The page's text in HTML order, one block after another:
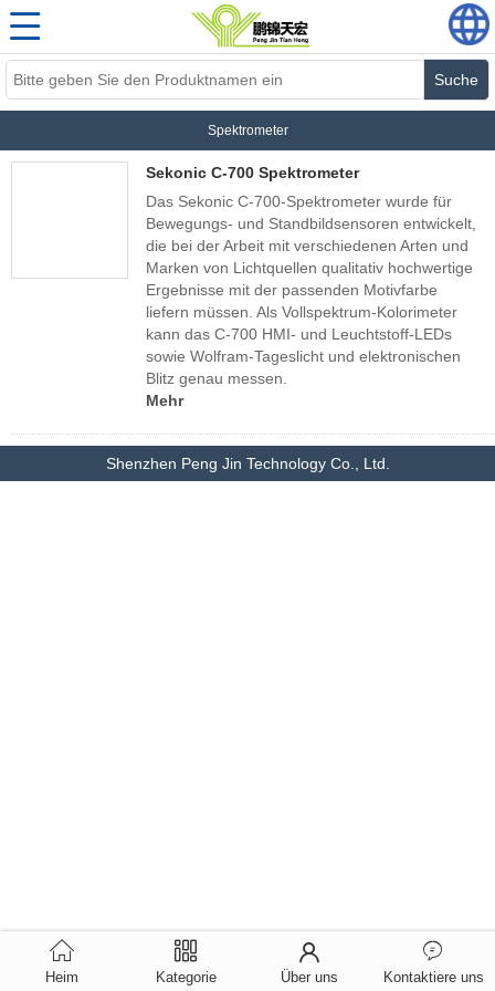
Suche
Spektrometer
Sekonic C-700 Spektrometer
Das Sekonic C-700-Spektrometer wurde für
Bewegungs- und Standbildsensoren entwickelt,
die bei der Arbeit mit verschiedenen Arten und
Marken von Lichtquellen qualitativ hochwertige
Ergebnisse mit der passenden Motivfarbe
liefern müssen. Als Vollspektrum-Kolorimeter
kann das C-700 HMI- und Leuchtstoff-LEDs
sowie Wolfram-Tageslicht und elektronischen
Blitz genau messen.
Mehr
Shenzhen Peng Jin Technology Co., Ltd.
Heim Kategorie Über uns Kontaktiere uns